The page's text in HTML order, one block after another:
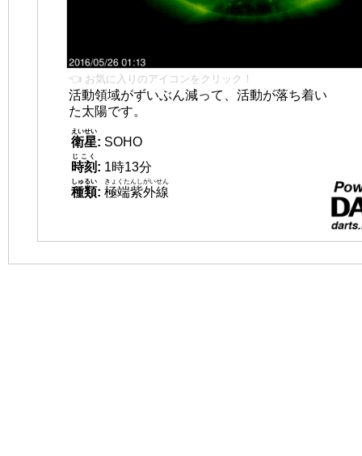
👈 お気に入りのアイコンをクリック！
活動領域がずいぶん減って、活動が落ち着い
た太陽です。
衛星
えいせい
: SOHO
時刻
じこく
: 1時13分
種類
しゅるい
: 極端紫外線
きょくたんしがいせん